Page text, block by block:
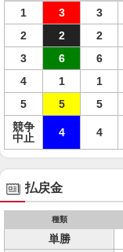
1 3 3
2
2 2
3
6 6
4
1 1
5
5 5
競争
中止
4 4
払戻金
種類
単勝